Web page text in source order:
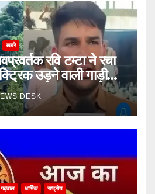
खबरे
रवि टम्टा ने रचा
उड़ने वाली गाड़ी
का सफल परीक्षण
DESK
गढ़वाल धार्मिक राष्ट्रीय